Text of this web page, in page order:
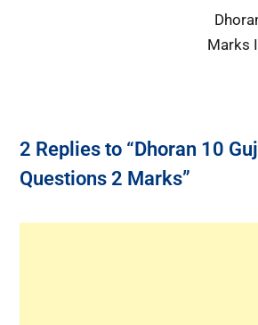
Marks
2 Replies to “Dhoran 10
Questions 2 Marks”